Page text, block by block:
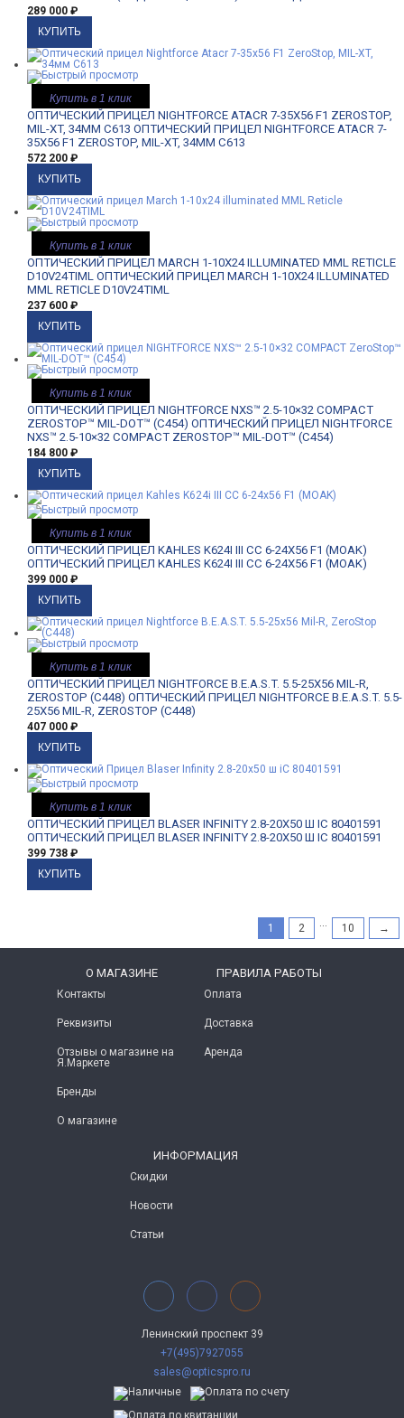
289 000 ₽
Купить в 1 клик
ОПТИЧЕСКИЙ ПРИЦЕЛ NIGHTFORCE ATACR 7-35X56 F1 ZEROSTOP,
MIL-XT, 34ММ C613 ОПТИЧЕСКИЙ ПРИЦЕЛ NIGHTFORCE ATACR 7-
35X56 F1 ZEROSTOP, MIL-XT, 34ММ C613
572 200 ₽
Купить в 1 клик
ОПТИЧЕСКИЙ ПРИЦЕЛ MARCH 1-10X24 ILLUMINATED MML RETICLE
D10V24TIML ОПТИЧЕСКИЙ ПРИЦЕЛ MARCH 1-10X24 ILLUMINATED
MML RETICLE D10V24TIML
237 600 ₽
Купить в 1 клик
ОПТИЧЕСКИЙ ПРИЦЕЛ NIGHTFORCE NXS™ 2.5-10×32 COMPACT
ZEROSTOP™ MIL-DOT™ (C454) ОПТИЧЕСКИЙ ПРИЦЕЛ NIGHTFORCE
NXS™ 2.5-10×32 COMPACT ZEROSTOP™ MIL-DOT™ (C454)
184 800 ₽
Купить в 1 клик
ОПТИЧЕСКИЙ ПРИЦЕЛ KAHLES K624I III CC 6-24X56 F1 (MOAK)
ОПТИЧЕСКИЙ ПРИЦЕЛ KAHLES K624I III CC 6-24X56 F1 (MOAK)
399 000 ₽
Купить в 1 клик
ОПТИЧЕСКИЙ ПРИЦЕЛ NIGHTFORCE B.E.A.S.T. 5.5-25X56 MIL-R,
ZEROSTOP (C448) ОПТИЧЕСКИЙ ПРИЦЕЛ NIGHTFORCE B.E.A.S.T. 5.5-
25X56 MIL-R, ZEROSTOP (C448)
407 000 ₽
Купить в 1 клик
ОПТИЧЕСКИЙ ПРИЦЕЛ BLASER INFINITY 2.8-20X50 Ш IC 80401591
ОПТИЧЕСКИЙ ПРИЦЕЛ BLASER INFINITY 2.8-20X50 Ш IC 80401591
399 738 ₽
1 2 ... 10 →
O МАГАЗИНЕ
Контакты
Реквизиты
Отзывы о магазине на
Я.Маркете
Бренды
О магазине
ПРАВИЛА РАБОТЫ
Оплата
Доставка
Аренда
ИНФОРМАЦИЯ
Скидки
Новости
Статьи
Ленинский проспект 39
+7(495)7927055
sales@opticspro.ru